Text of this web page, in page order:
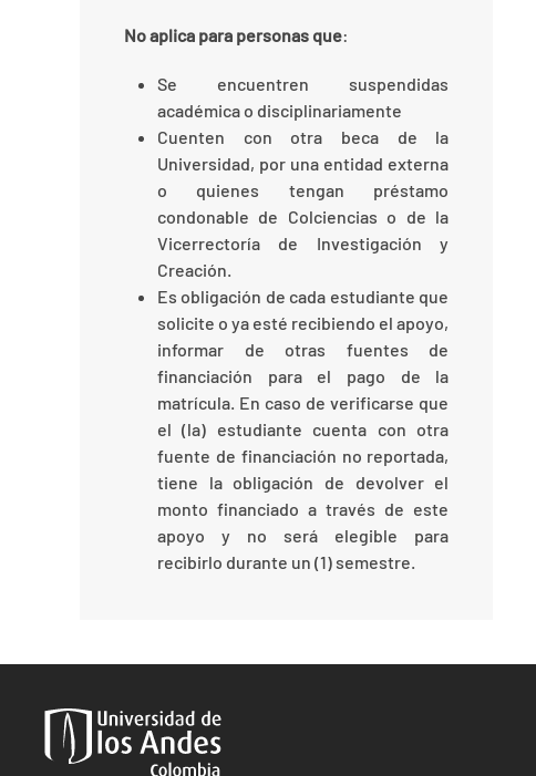
No aplica para personas que:
Se encuentren suspendidas
académica o disciplinariamente
Cuenten con otra beca de la
Universidad, por una entidad externa
o quienes tengan préstamo
condonable de Colciencias o de la
Vicerrectoría de Investigación y
Creación.
Es obligación de cada estudiante que
solicite o ya esté recibiendo el apoyo,
informar de otras fuentes de
financiación para el pago de la
matrícula. En caso de verificarse que
el (la) estudiante cuenta con otra
fuente de financiación no reportada,
tiene la obligación de devolver el
monto financiado a través de este
apoyo y no será elegible para
recibirlo durante un (1) semestre.